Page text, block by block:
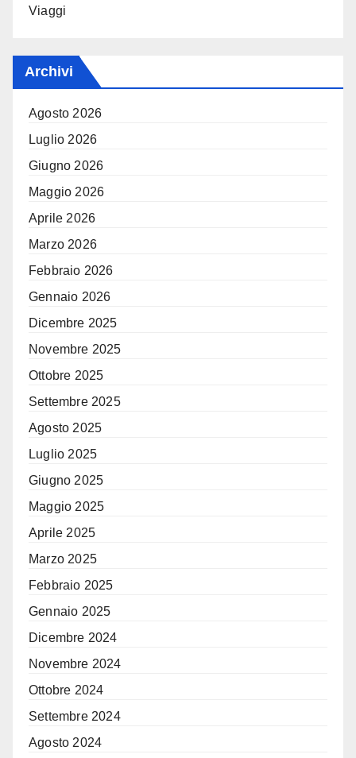
Viaggi
Archivi
Agosto 2026
Luglio 2026
Giugno 2026
Maggio 2026
Aprile 2026
Marzo 2026
Febbraio 2026
Gennaio 2026
Dicembre 2025
Novembre 2025
Ottobre 2025
Settembre 2025
Agosto 2025
Luglio 2025
Giugno 2025
Maggio 2025
Aprile 2025
Marzo 2025
Febbraio 2025
Gennaio 2025
Dicembre 2024
Novembre 2024
Ottobre 2024
Settembre 2024
Agosto 2024